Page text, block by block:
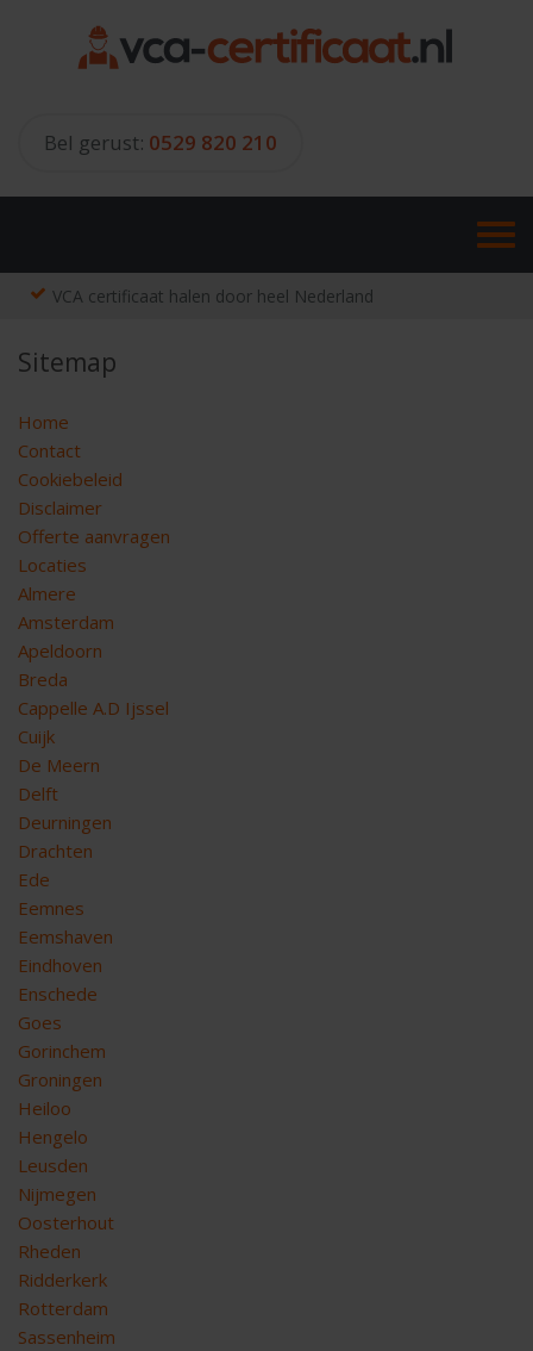
Bel gerust: 0529 820 210
VCA certificaat halen door heel Nederland
Sitemap
Home
Contact
Cookiebeleid
Disclaimer
Offerte aanvragen
Locaties
Almere
Amsterdam
Apeldoorn
Breda
Cappelle A.D Ijssel
Cuijk
De Meern
Delft
Deurningen
Drachten
Ede
Eemnes
Eemshaven
Eindhoven
Enschede
Goes
Gorinchem
Groningen
Heiloo
Hengelo
Leusden
Nijmegen
Oosterhout
Rheden
Ridderkerk
Rotterdam
Sassenheim